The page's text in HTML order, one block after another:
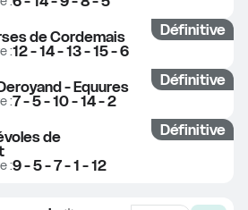
de Cordemais Définitive
:12 - 14 - 13 - 15 - 6
- Equures Définitive
:7 - 5 - 10 - 14 - 2
de
Définitive
:9 - 5 - 7 - 1 - 12